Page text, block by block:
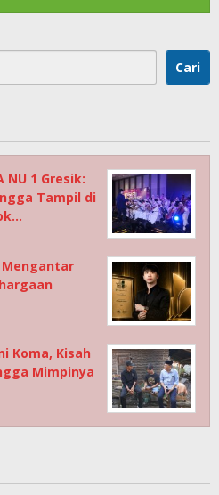
Cari
NU 1 Gresik:
Tampil di
Mengantar
Koma, Kisah
Mimpinya